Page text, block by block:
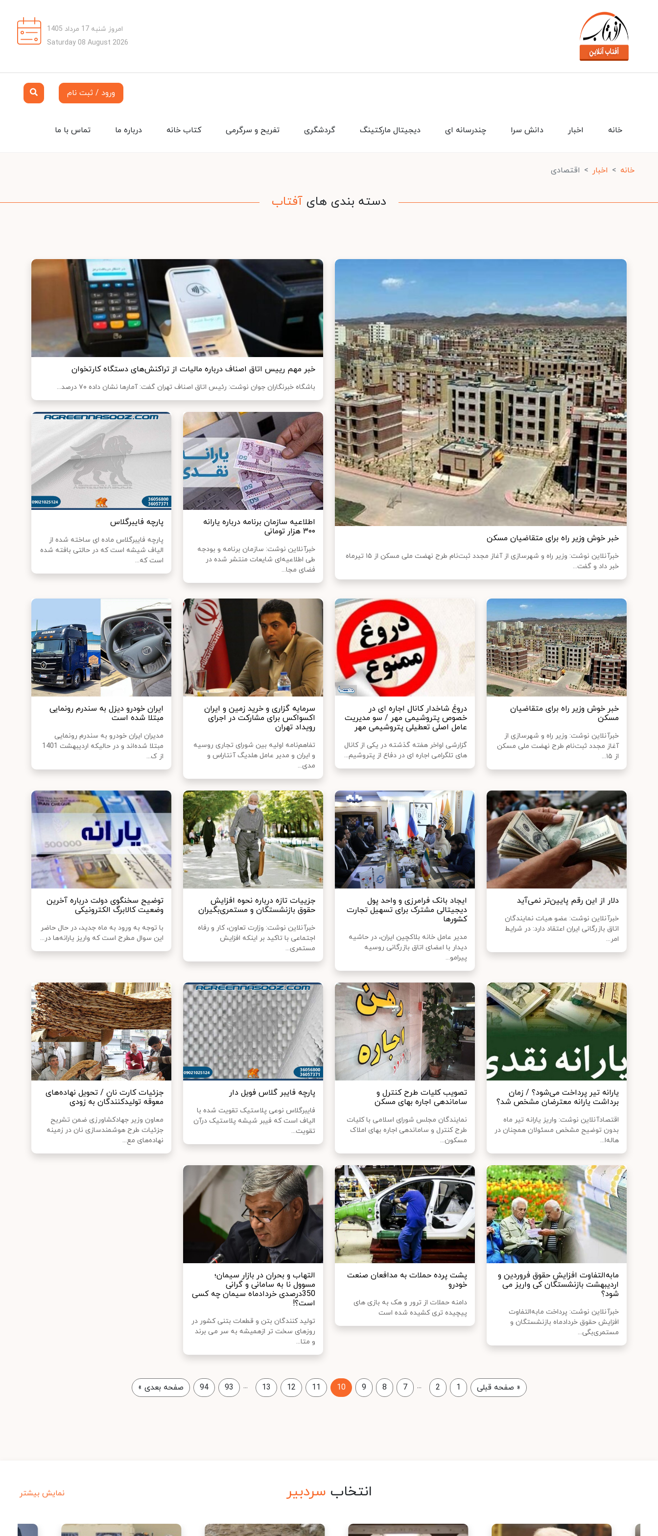
امروز شنبه 17 مرداد 1405
Saturday 08 August 2026
ورود / ثبت نام
تماس با ما درباره ما کتاب خانه تفریح و سرگرمی گردشگری دیجیتال مارکتینگ چندرسانه ای دانش سرا اخبار خانه
خانه اخبار اقتصادی
دسته بندی های آفتاب
خبر خوش وزیر راه برای متقاضیان مسکن
خبرآنلاین نوشت: وزیر راه و شهرسازی از آغاز مجدد ثبت‌نام طرح نهضت ملی مسکن از ۱۵ تیرماه
خبر داد و گفت...
خبر مهم رییس اتاق اصناف درباره مالیات از تراکنش‌های دستگاه کارتخوان
باشگاه خبرنگاران جوان نوشت: رئیس اتاق اصناف تهران گفت: آمارها نشان داده ۷۰ درصد...
اطلاعیه سازمان برنامه درباره یارانه
۳۰۰ هزار تومانی
خبرآنلاین نوشت: سازمان برنامه و بودجه
طی اطلاعیه‌ای شایعات منتشر شده در
فضای مجا...
پارچه فایبرگلاس
پارچه فایبرگلاس ماده ای ساخته شده از
الیاف شیشه است که در حالتی بافته شده
است که...
خبر خوش وزیر راه برای متقاضیان
مسکن
خبرآنلاین نوشت: وزیر راه و شهرسازی از
آغاز مجدد ثبت‌نام طرح نهضت ملی مسکن
از ۱۵...
دروغ شاخدار کانال اجاره ای در
خصوص پتروشیمی مهر / سو مدیریت
عامل اصلی تعطیلی پتروشیمی مهر
گزارشی اواخر هفته گذشته در یکی از کانال
های تلگرامی اجاره ای در دفاع از پتروشیم...
سرمایه گزاری و خرید زمین و ایران
اکسواکس برای مشارکت در اجرای
رویداد تهران
تفاهم‌نامه اولیه بین شورای تجاری روسیه
و ایران ‌و‌ مدیر عامل هلدیگ آنتاراس و
مدی...
ایران خودرو دیزل به سندرم رونمایی
مبتلا شده است
مدیران ایران خودرو به سندرم رونمایی
مبتلا شده‌اند و در حالیکه اردیبهشت 1401
از ک...
دلار از این رقم پایین‌تر نمی‌آید
خبرآنلاین نوشت: عضو هیات نمایندگان
اتاق بازرگانی ایران اعتقاد دارد: در شرایط
امر...
ایجاد بانک فرامرزی و واحد پول
دیجیتالی مشترک برای تسهیل تجارت
کشورها
مدیر عامل خانه بلاکچین ایران، در حاشیه
دیدار با اعضای اتاق بازرگانی روسیه
پیرامو...
جزییات تازه درباره نحوه افزایش
حقوق بازنشستگان و مستمری‌بگیران
خبرآنلاین نوشت: وزارت تعاون، کار و رفاه
اجتماعی با تاکید بر اینکه افزایش
مستمری...
توضیح سخنگوی دولت درباره آخرین
وضعیت کالابرگ الکترونیکی
با توجه به ورود به ماه جدید، در حال حاضر
این سوال مطرح است که واریز یارانه‌ها در...
یارانه تیر پرداخت می‌شود؟ / زمان
برداشت یارانه معترضان مشخص شد؟
اقتصادآنلاین نوشت: واریز یارانه تیر ماه
بدون توضیح مشخص مسئولان همچنان در
هاله‌ا...
تصویب کلیات طرح کنترل و
ساماندهی اجاره بهای مسکن
نمایندگان مجلس شورای اسلامی با کلیات
طرح کنترل و ساماندهی اجاره بهای املاک
مسکون...
پارچه فایبر گلاس فویل دار
فایبرگلاس نوعی پلاستیک تقویت شده با
الیاف است که فیبر شیشه پلاستیک درآن
تقویت...
جزئیات کارت نان / تحویل نهاده‌های
معوقه تولیدکنندگان به زودی
معاون وزیر جهادکشاورزی ضمن تشریح
جزئیات طرح هوشمندسازی نان در زمینه
نهاده‌های مع...
مابه‌التفاوت افزایش حقوق فروردین و
اردیبهشت بازنشستگان کی واریز می
شود؟
خبرآنلاین نوشت: پرداخت مابه‌التفاوت
افزایش حقوق خردادماه بازنشستگان و
مستمری‌بگی...
پشت پرده حملات به مدافعان صنعت
خودرو
دامنه حملات از ترور و هک به بازی های
پیچیده تری کشیده شده است
التهاب و بحران در بازار سیمان؛
مسوول نا به سامانی و گرانی
350درصدی خردادماه سیمان چه کسی
است؟!
تولید کنندگان بتن و قطعات بتنی کشور در
روزهای سخت تر ازهمیشه به سر می برند
و متا...
« صفحه قبلی 1
2
...
7
8
9
10
11
12
13
...
93
94 صفحه بعدی »
انتخاب سردبیر نمایش بیشتر